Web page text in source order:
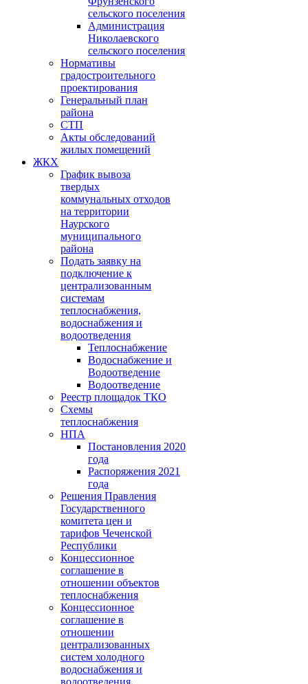
сельского поселения
Администрация
Николаевского
сельского поселения
Нормативы
градостроительного
проектирования
Генеральный план
района
СТП
Акты обследований
жилых помещений
ЖКХ
График вывоза
твердых
коммунальных отходов
на территории
Наурского
муниципального
района
Подать заявку на
подключение к
централизованным
системам
теплоснабжения,
водоснабжения и
водоотведения
Теплоснабжение
Водоснабжение и
Водоотведение
Водоотведение
Реестр площадок ТКО
Схемы
теплоснабжения
НПА
Постановления 2020
года
Распоряжения 2021
года
Решения Правления
Государственного
комитета цен и
тарифов Чеченской
Республики
Концессионное
соглашение в
отношении объектов
теплоснабжения
Концессионное
соглашение в
отношении
централизованных
систем холодного
водоснабжения и
водоотведения,